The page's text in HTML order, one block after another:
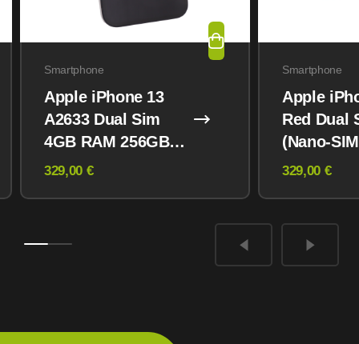
Smartphone
Apple iPhone 13
A2633 Dual Sim
4GB RAM 256GB
Midnight
329,00 €
Smartphone
Apple
Red Dual
(Nano-
eSIM)
329,00 €